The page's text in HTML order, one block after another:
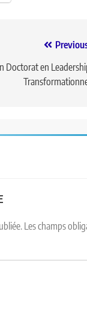
Doctorat en
Les champs